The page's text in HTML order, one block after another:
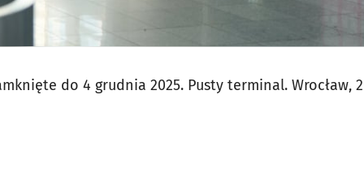
do 4 grudnia 2025. Pusty terminal. Wrocław,